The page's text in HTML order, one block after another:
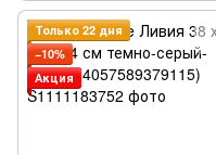
Только 22 дня
−10%
Акция